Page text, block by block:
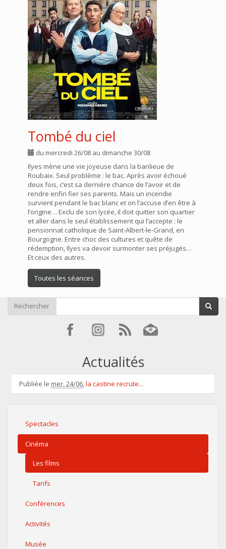
Tombé du ciel
du mercredi 26/08 au dimanche 30/08
Ilyes mène une vie joyeuse dans la banlieue de
Roubaix. Seul problème : le bac. Après avoir échoué
deux fois, c’est sa dernière chance de l’avoir et de
rendre enfin fier ses parents. Mais un incendie
survient pendant le bac blanc et on l’accuse d’en être à
l’origine… Exclu de son lycée, il doit quitter son quartier
et aller dans le seul établissement qui l’accepte : le
pensionnat catholique de Saint-Albert-le-Grand, en
Bourgogne. Entre choc des cultures et quête de
rédemption, Ilyes va devoir surmonter ses préjugés…
Et ceux des autres.
Toutes les séances
Rechercher
Actualités
Publiée le mer. 24/06,la castine recrute...
Spectacles
Cinéma
Les films
Tarifs
Conférences
Activités
Musée